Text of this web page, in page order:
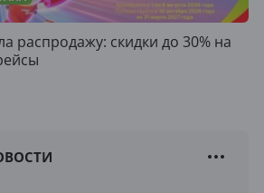
распродажу: скидки до 30% на